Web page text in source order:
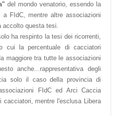
del mondo venatorio, essendo la
FIdC, mentre altre associazioni
accolto questa tesi.
ha respinto la tesi dei ricorrenti,
cui la percentuale di cacciatori
maggiore tra tutte le associazioni
anche...rappresentativa degli
solo il caso della provincia di
FIdC ed Arci Caccia
mentre l'esclusa Libera